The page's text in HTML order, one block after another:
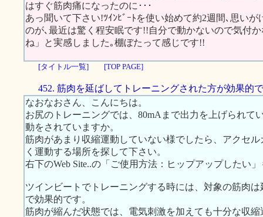
はすぐ筋肉痛になったのに･･･
あっ聞いて下さい!ﾂｲﾝﾋﾞｰﾄを使い始めて約2週間､思い
のが､最近は驚く程安眠です!!自分で動かないので気付
ね」と実感しました｡棚ぼたって感じです!!
[タイトル一覧] [TOP PAGE]
452. 筋肉を延ばしてトレーニングされた方が効果的
なおなおさん、こんにちは。
お尻のトレーニングでは、80mAまで出力を上げられて
動をされていますか。
筋肉があまり収縮運動していない様でしたら、アクセ
く運動する場所を探して下さい。
右下のWeb Site..の「ご使用方法：ヒップアップしたい
ツインビートでトレーニングする時には、対象の筋肉
で効果的です。
筋肉が縮んだ状態では、電気刺激を加えても十分な収